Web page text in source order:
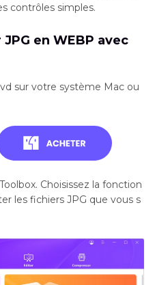
contrôles simples.
en WEBP avec
sur votre système Mac ou
Choisissez la fonction
les fichiers JPG que vous s